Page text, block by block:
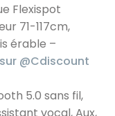
Flexispot
71-117cm,
érable –
sur @Cdiscount
5.0 sans fil,